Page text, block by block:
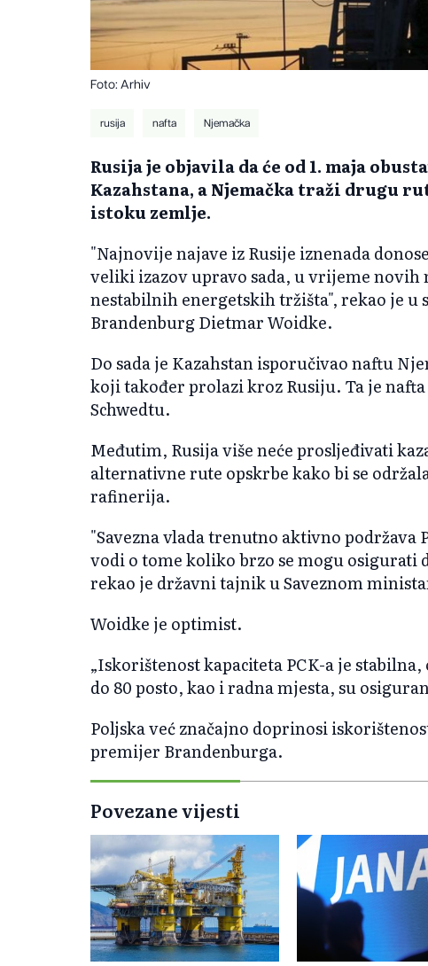
Foto: Arhiv
rusija nafta Njemačka
Rusija je objavila da će od 1. maja
Kazahstana, a Njemačka traži drugu
istoku zemlje.
"Najnovije najave iz Rusije iznenada
veliki izazov upravo sada, u vrijeme novih
nestabilnih energetskih tržišta", rekao je
Brandenburg Dietmar Woidke.
Do sada je Kazahstan isporučivao naftu
koji također prolazi kroz Rusiju. Ta je
Schwedtu.
Međutim, Rusija više neće prosljeđivati
alternativne rute opskrbe kako bi se
rafinerija.
"Savezna vlada trenutno aktivno podržava
vodi o tome koliko brzo se mogu osigurati
rekao je državni tajnik u Saveznom
Woidke je optimist.
„Iskorištenost kapaciteta PCK-a je
do 80 posto, kao i radna mjesta, su
Poljska već značajno doprinosi
premijer Brandenburga.
Povezane vijesti